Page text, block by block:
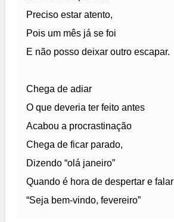
Preciso estar atento,
Pois um mês já se foi
E não posso deixar outro escapar.
Chega de adiar
O que deveria ter feito antes
Acabou a procrastinação
Chega de ficar parado,
Dizendo “olá janeiro”
Quando é hora de despertar e falar
“Seja bem-vindo, fevereiro”